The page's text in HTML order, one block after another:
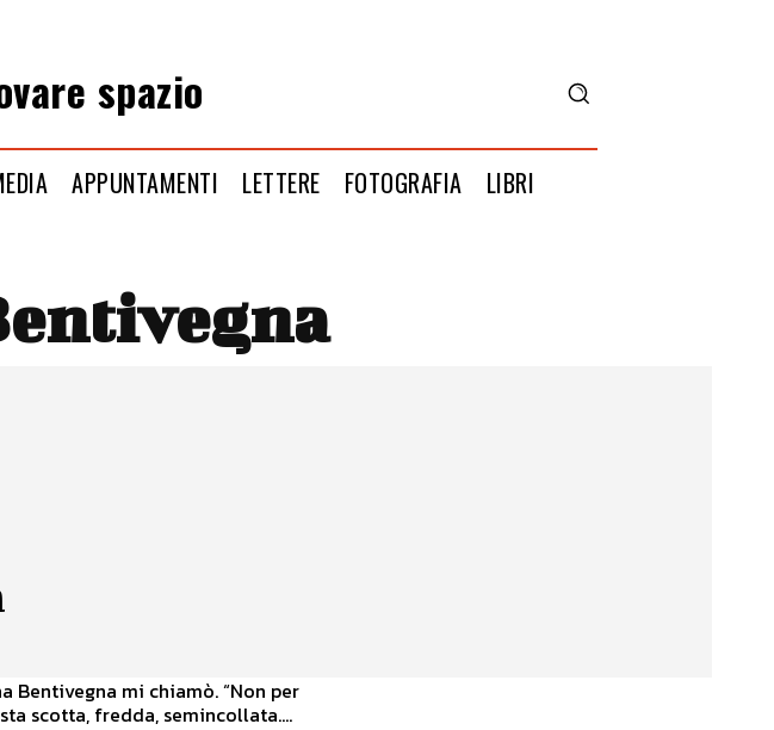
spazio
APPUNTAMENTI LETTERE FOTOGRAFIA LIBRI
Bentivegna mi chiamò. “Non per
scotta, fredda, semincollata....